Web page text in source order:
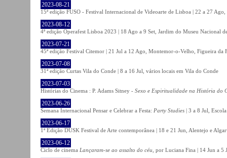
2023-08-21
15ª edição FUSO - Festival Internacional de Videoarte de Lisboa | 22 a 27
2023-08-12
4ª edição Operafest Lisboa 2023 | 18 Ago a 9 Set, Jardim do Museu Nacional
2023-07-21
45ª edição Festival Citemor | 21 Jul a 12 Ago, Montemor-o-Velho, Figueira da
2023-07-08
31ª edição Curtas Vila do Conde | 8 a 16 Jul, vários locais em Vila do Conde
2023-07-03
Histórias do Cinema : P. Adams Sitney - Sexo e Espiritualidade na História do
2023-06-26
Semana Internacional Pensar e Celebrar a Festa: Party Studies | 3 a 8 Jul,
2023-06-17
1ª Edição DUSK Festival de Arte contemporânea | 18 e 21 Jun, Alentejo e
2023-06-12
Ciclo de cinema Lançaram-se ao assalto do céu , por Luciana Fina | 14 Jun a 5